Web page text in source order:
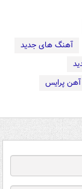
آهنگ های جدید
پرایس